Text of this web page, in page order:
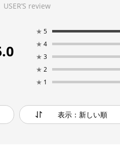
USER’S review
★ 5
★ 4
★ 3
★ 2
★ 1
表示：新しい順